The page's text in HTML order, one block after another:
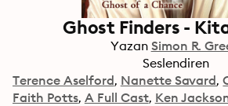
Ghost Finders -
Yazan Simon R.
Seslendiren
Terence Aselford Nanette Savard
Faith Potts A Full Cast Ken